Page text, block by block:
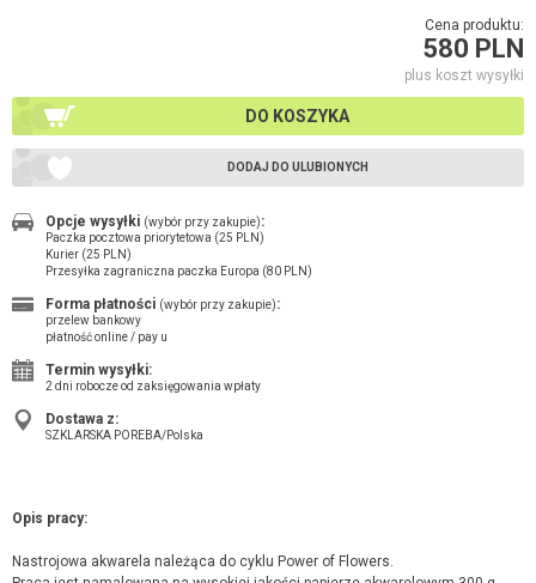
Cena produktu:
580 PLN
plus koszt wysyłki
DO KOSZYKA
DODAJ DO ULUBIONYCH
Opcje wysyłki (wybór przy zakupie):
Paczka pocztowa priorytetowa (25 PLN)
Kurier (25 PLN)
Przesyłka zagraniczna paczka Europa (80 PLN)
Forma płatności (wybór przy zakupie):
przelew bankowy
płatność online / pay u
Termin wysyłki:
2 dni robocze od zaksięgowania wpłaty
Dostawa z:
SZKLARSKA POREBA/Polska
Opis pracy:
Nastrojowa akwarela należąca do cyklu Power of Flowers.